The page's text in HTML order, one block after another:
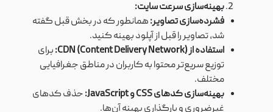
بهینه‌سازی سرعت سایت:
فشرده‌سازی تصاویر:همانطور که در بخش قبل گفته
شد، تصاویر را قبل از آپلود بهینه کنید.
استفاده از CDN (Content Delivery Network):
برای
توزیع سریع‌تر محتوا به کاربران در مناطق جغرافیایی
مختلف.
بهینه‌سازی کدهای CSS و JavaScript:
حذف کدهای
غیرضروری و بارگذاری بهینه آن‌ها.